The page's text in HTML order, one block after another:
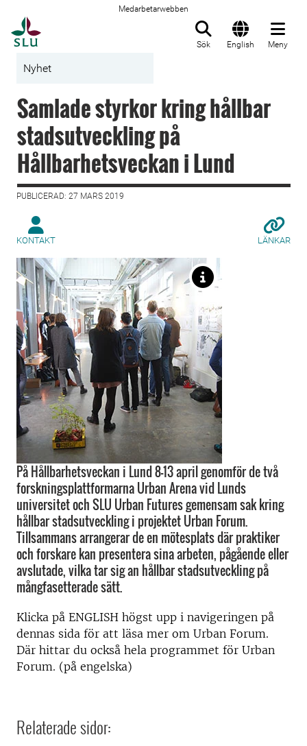
Medarbetarwebben
Sök English Meny
Nyhet
Samlade styrkor kring hållbar
stadsutveckling på
Hållbarhetsveckan i Lund
PUBLICERAD: 27 MARS 2019
KONTAKT LÄNKAR
På Hållbarhetsveckan i Lund 8–13 april genomför de två
forskningsplattformarna Urban Arena vid Lunds
universitet och SLU Urban Futures gemensam sak kring
hållbar stadsutveckling i projektet Urban Forum.
Tillsammans arrangerar de en mötesplats där praktiker
och forskare kan presentera sina arbeten, pågående eller
avslutade, vilka tar sig an hållbar stadsutveckling på
mångfasetterade sätt.
Klicka på ENGLISH högst upp i navigeringen på
dennas sida för att läsa mer om Urban Forum.
Där hittar du också hela programmet för Urban
Forum. (på engelska)
Relaterade sidor: